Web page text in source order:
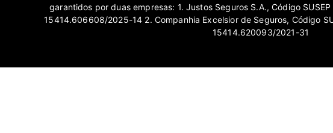
garantidos por duas empresas: 1. Justos Seguros S.A., Código
15414.606608/2025-14 2. Companhia Excelsior de Seguros, Código
15414.620093/2021-31